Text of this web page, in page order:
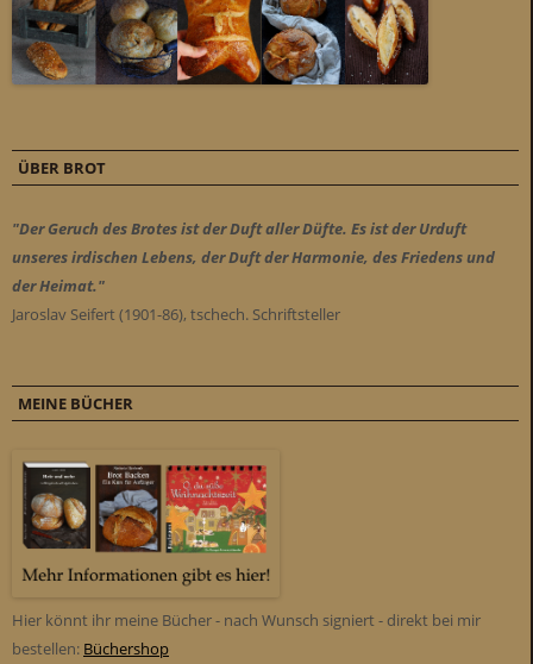
ÜBER BROT
"Der Geruch des Brotes ist der Duft aller Düfte. Es ist der Urduft
unseres irdischen Lebens, der Duft der Harmonie, des Friedens und
der Heimat."
Jaroslav Seifert (1901-86), tschech. Schriftsteller
MEINE BÜCHER
Hier könnt ihr meine Bücher - nach Wunsch signiert - direkt bei mir
bestellen: Büchershop